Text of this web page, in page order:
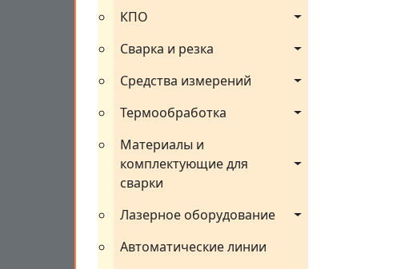
КПО
Сварка и резка
Средства измерений
Термообработка
Материалы и
комплектующие для
сварки
Лазерное оборудование
Автоматические линии